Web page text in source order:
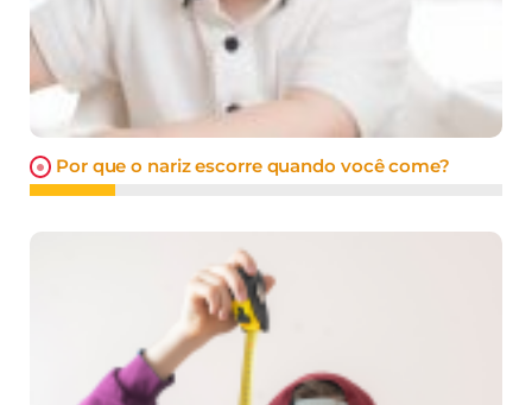
Por que o nariz escorre quando você come?